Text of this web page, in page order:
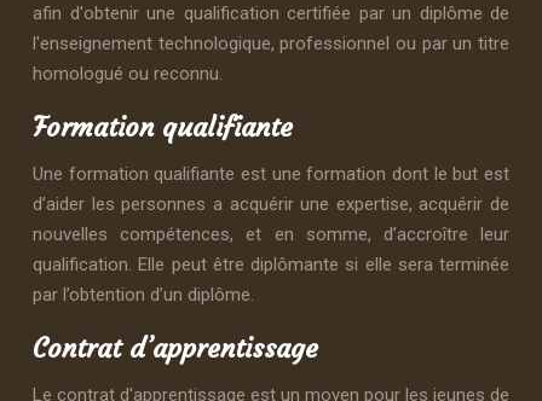
afin d'obtenir une qualification certifiée par un diplôme de
l'enseignement technologique, professionnel ou par un titre
homologué ou reconnu.
Formation qualifiante
Une formation qualifiante est une formation dont le but est
d’aider les personnes a acquérir une expertise, acquérir de
nouvelles compétences, et en somme, d’accroître leur
qualification. Elle peut être diplômante si elle sera terminée
par l’obtention d’un diplôme.
Contrat d’apprentissage
Le contrat d'apprentissage est un moyen pour les jeunes de